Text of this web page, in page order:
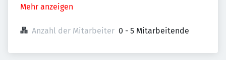
Mehr anzeigen
Anzahl der Mitarbeiter 0 - 5 Mitarbeitende